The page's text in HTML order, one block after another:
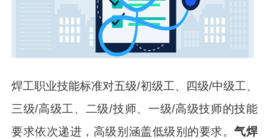
焊工职业技能标准对五级/初级工、四级/中级工、
三级/高级工、二级/技师、一级/高级技师的技能
要求依次递进，高级别涵盖低级别的要求。气焊